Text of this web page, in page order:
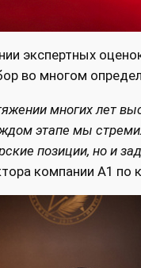
экспертных
во многом
многих лет
этапе мы
позиции, но и
компании А1